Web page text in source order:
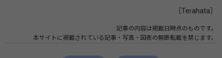
［Terahata］
記事の内容は掲載日時点のものです。
本サイトに掲載されている記事・写真・図表の無断転載を禁じます。